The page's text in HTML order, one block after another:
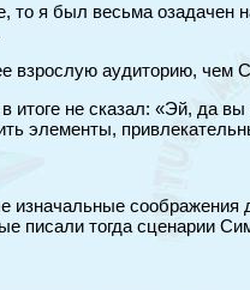
то я был весьма
взрослую аудиторию, чем
не сказал: «Эй, да
элементы,
писали тогда сценарии